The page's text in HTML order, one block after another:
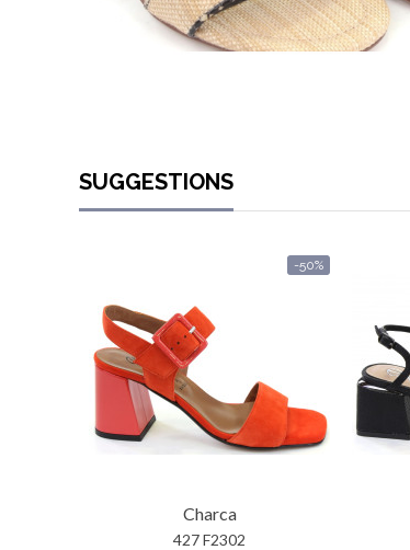
SUGGESTIONS
-50%
Charca
427 F2302